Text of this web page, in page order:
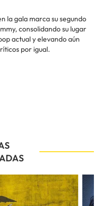
la gala marca su segundo
consolidando su lugar
actual y elevando aún
por igual.